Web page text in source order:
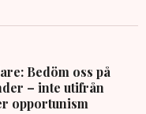
Bedöm oss på
– inte utifrån
opportunism